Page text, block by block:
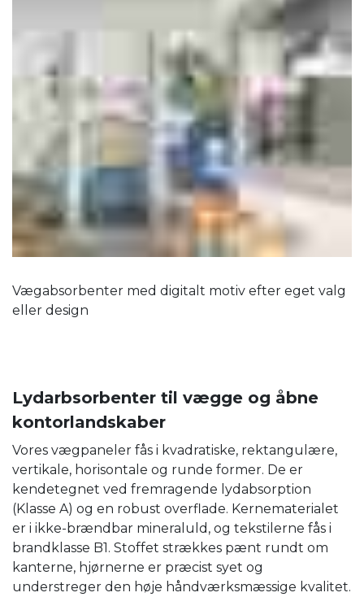
Vægabsorbenter med digitalt motiv efter eget valg
eller design
Lydarbsorbenter til vægge og åbne
kontorlandskaber
Vores vægpaneler fås i kvadratiske, rektangulære,
vertikale, horisontale og runde former. De er
kendetegnet ved fremragende lydabsorption
(Klasse A) og en robust overflade. Kernematerialet
er i ikke-brændbar mineraluld, og tekstilerne fås i
brandklasse B1. Stoffet strækkes pænt rundt om
kanterne, hjørnerne er præcist syet og
understreger den høje håndværksmæssige kvalitet.